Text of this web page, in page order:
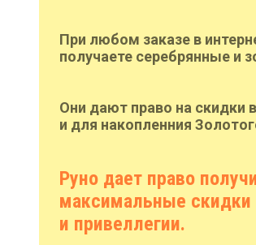
При любом заказе в
получаете серебрянные и
Они дают право на скидки
и для накопленния
Руно дает право
максимальные скидки
и привеллегии.